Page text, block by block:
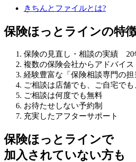
きちんとファイルとは?
保険ほっとラインの特
保険の見直し・相談の実績 20
複数の保険会社からアドバイス
経験豊富な「保険相談専門の
ご相談は店舗でも、ご自宅で
ご相談は何度でも無料
お待たせしない予約制
充実したアフターサポート
保険ほっとラインで
加入されていない方も